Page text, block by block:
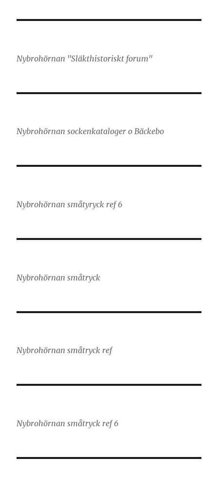
Nybrohörnan "Släkthistoriskt forum"
Nybrohörnan sockenkataloger o Bäckebo
Nybrohörnan småtyryck ref 6
Nybrohörnan småtryck
Nybrohörnan småtryck ref
Nybrohörnan småtryck ref 6